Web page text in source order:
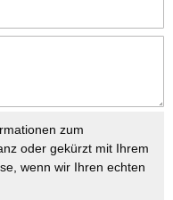
zum
oder gekürzt mit Ihrem
wenn wir Ihren echten